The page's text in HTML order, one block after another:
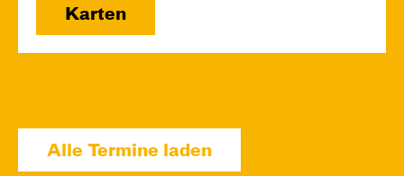
Karten
JUNGES SCHAUSPIEL
Das grüne König­reich
Alle Termine laden